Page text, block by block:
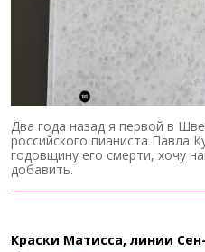
Два года назад я первой в
российского пианиста Павла
годовщину его смерти, хочу
добавить.
Краски Матисса, линии